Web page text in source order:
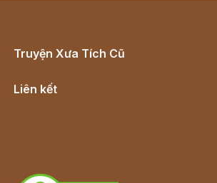
Truyện Xưa Tích Cũ
Liên kết